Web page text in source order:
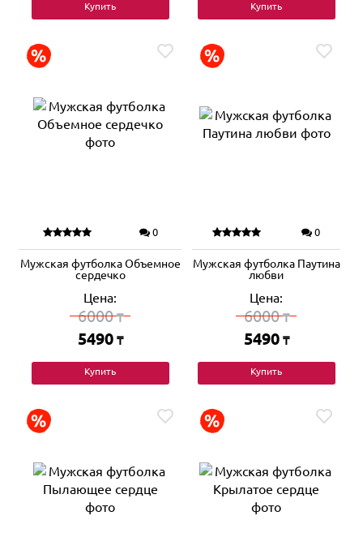
Купить Купить
0
Мужская футболка Объемное
сердечко
Цена:
6000₸
5490 ₸
Купить
0
Мужская футболка Паутина
любви
Цена:
6000₸
5490 ₸
Купить